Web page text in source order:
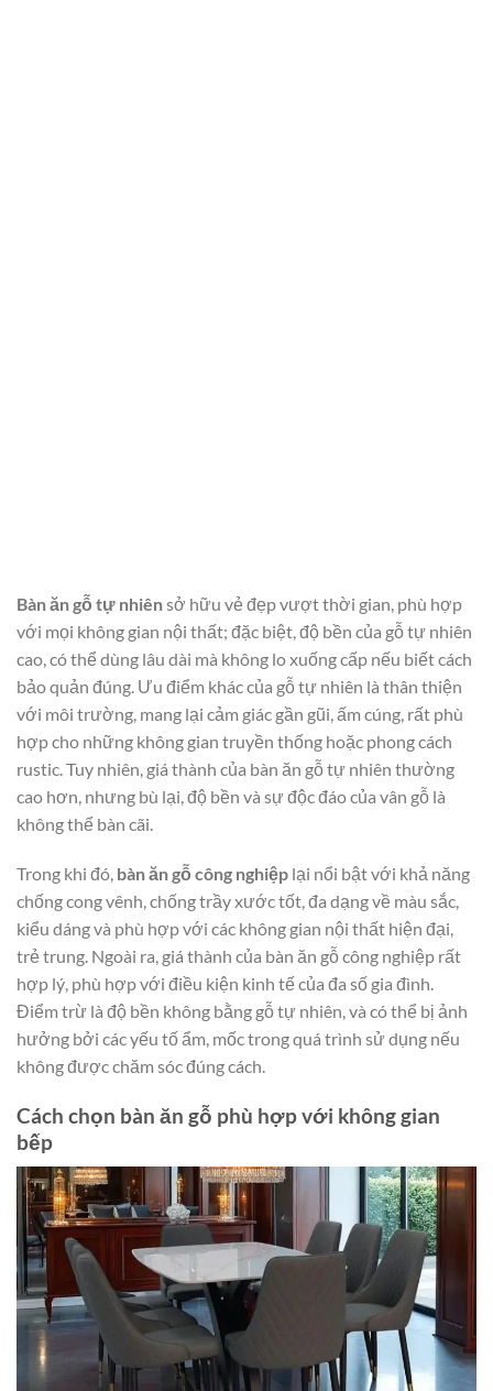
Bàn ăn gỗ tự nhiênsở hữu vẻ đẹp vượt thời gian, phù hợp
với mọi không gian nội thất; đặc biệt, độ bền của gỗ tự nhiên
cao, có thể dùng lâu dài mà không lo xuống cấp nếu biết cách
bảo quản đúng. Ưu điểm khác của gỗ tự nhiên là thân thiện
với môi trường, mang lại cảm giác gần gũi, ấm cúng, rất phù
hợp cho những không gian truyền thống hoặc phong cách
rustic. Tuy nhiên, giá thành của bàn ăn gỗ tự nhiên thường
cao hơn, nhưng bù lại, độ bền và sự độc đáo của vân gỗ là
không thể bàn cãi.
Trong khi đó, bàn ăn gỗ công nghiệp lại nổi bật với khả năng
chống cong vênh, chống trầy xước tốt, đa dạng về màu sắc,
kiểu dáng và phù hợp với các không gian nội thất hiện đại,
trẻ trung. Ngoài ra, giá thành của bàn ăn gỗ công nghiệp rất
hợp lý, phù hợp với điều kiện kinh tế của đa số gia đình.
Điểm trừ là độ bền không bằng gỗ tự nhiên, và có thể bị ảnh
hưởng bởi các yếu tố ẩm, mốc trong quá trình sử dụng nếu
không được chăm sóc đúng cách.
Cách chọn bàn ăn gỗ phù hợp với không gian
bếp